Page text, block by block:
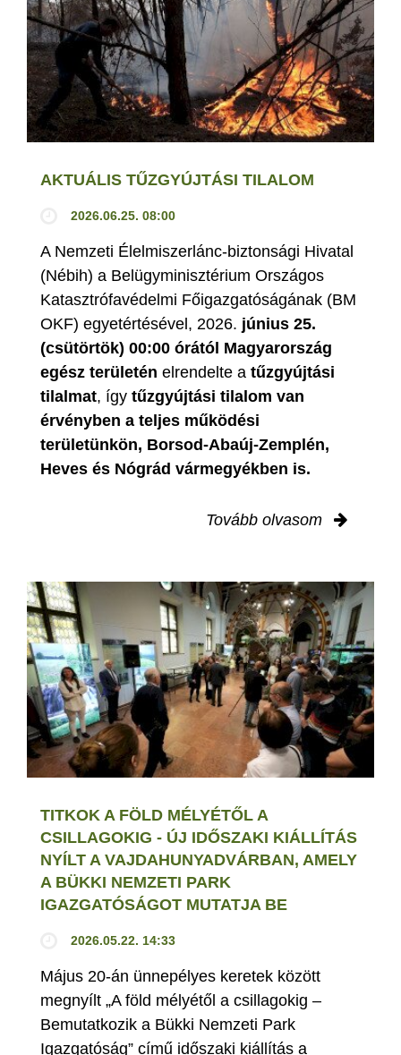
AKTUÁLIS TŰZGYÚJTÁSI TILALOM
2026.06.25. 08:00
A Nemzeti Élelmiszerlánc-biztonsági Hivatal
(Nébih) a Belügyminisztérium Országos
Katasztrófavédelmi Főigazgatóságának (BM
OKF) egyetértésével, 2026. június 25.
(csütörtök) 00:00 órától Magyarország
egész területén elrendelte a tűzgyújtási
tilalmat, így tűzgyújtási tilalom van
érvényben a teljes működési
területünkön, Borsod-Abaúj-Zemplén,
Heves és Nógrád vármegyékben is.
Tovább olvasom
TITKOK A FÖLD MÉLYÉTŐL A
CSILLAGOKIG - ÚJ IDŐSZAKI KIÁLLÍTÁS
NYÍLT A VAJDAHUNYADVÁRBAN, AMELY
A BÜKKI NEMZETI PARK
IGAZGATÓSÁGOT MUTATJA BE
2026.05.22. 14:33
Május 20-án ünnepélyes keretek között
megnyílt „A föld mélyétől a csillagokig –
Bemutatkozik a Bükki Nemzeti Park
Igazgatóság” című időszaki kiállítás a